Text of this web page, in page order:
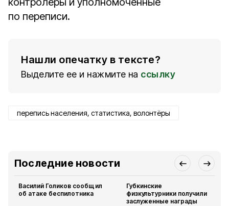
по переписи.
Нашли опечатку в тексте?
Выделите ее и нажмите на ссылку
перепись населения, статистика, волонтёры
Последние новости
Василий Голиков сообщил
об атаке беспилотника
Губкинские
физкультурники получили
заслуженные награды